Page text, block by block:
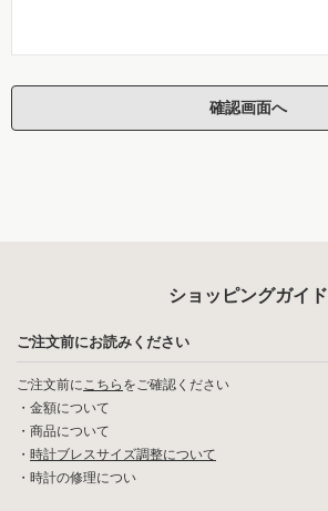
ショッピングガイド
ご注文前にお読みください
ご注文前にこちら をご確認ください
・ 金額について
・ 商品について
・ 時計ブレスサイズ調整について
・ 時計の修理につい